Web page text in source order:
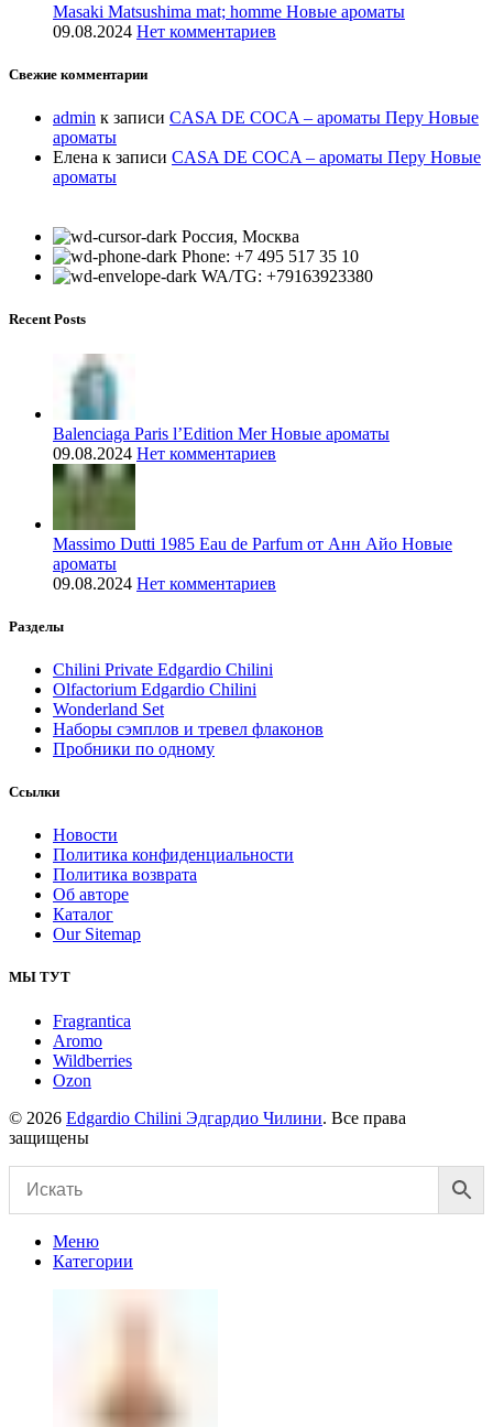
Masaki Matsushima mat; homme Новые ароматы
09.08.2024 Нет комментариев
Свежие комментарии
admin к записи CASA DE COCA – ароматы Перу Новые
ароматы
Елена к записи CASA DE COCA – ароматы Перу Новые
ароматы
Россия, Москва
Phone: +7 495 517 35 10
WA/TG: +79163923380
Recent Posts
Balenciaga Paris l’Edition Mer Новые ароматы
09.08.2024 Нет комментариев
Massimo Dutti 1985 Eau de Parfum от Анн Айо Новые
ароматы
09.08.2024 Нет комментариев
Разделы
Chilini Private Edgardio Chilini
Olfactorium Edgardio Chilini
Wonderland Set
Наборы сэмплов и тревел флаконов
Пробники по одному
Ссылки
Новости
Политика конфиденциальности
Политика возврата
Об авторе
Каталог
Our Sitemap
МЫ ТУТ
Fragrantica
Aromo
Wildberries
Ozon
© 2026 Edgardio Chilini Эдгардио Чилини. Все права
защищены
Меню
Категории